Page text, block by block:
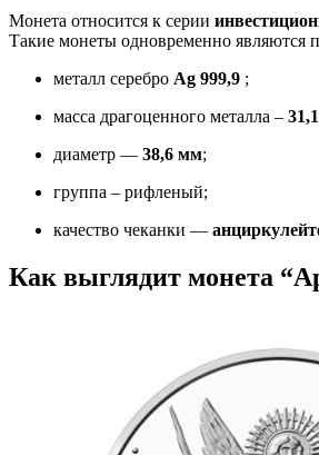
Монета относится к серии
Такие монеты одновременно являются
металл серебро Ag 999,9 ;
масса драгоценного металла –
диаметр — 38,6 мм;
группа – рифленый;
качество чеканки —
Как выглядит монета